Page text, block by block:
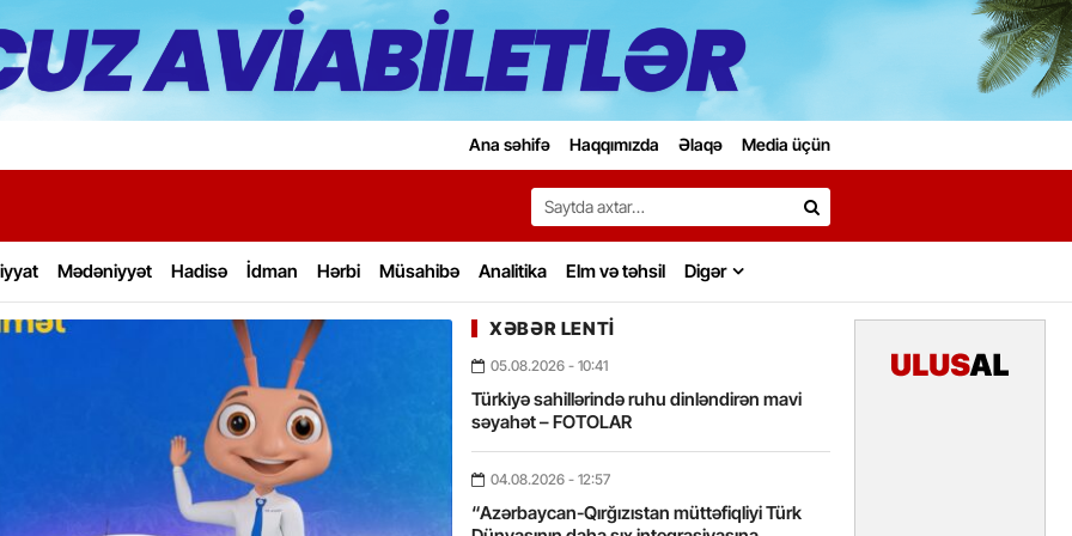
Ana səhifə Haqqımızda Əlaqə Media üçün
Search…
Mədəniyyət Hadisə İdman Hərbi Müsahibə Analitika Elm və təhsil Digər
XƏBƏR LENTI
05.08.2026 - 10:41
Türkiyə sahillərində ruhu dinləndirən mavi
səyahət – FOTOLAR
04.08.2026 - 12:57
“Azərbaycan-Qırğızıstan müttəfiqliyi Türk